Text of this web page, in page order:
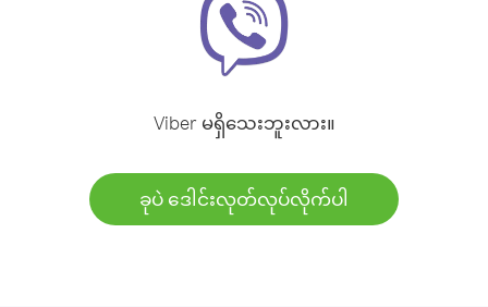
Viber မရှိသေးဘူးလား။
ခုပဲ ဒေါင်းလုတ်လုပ်လိုက်ပါ